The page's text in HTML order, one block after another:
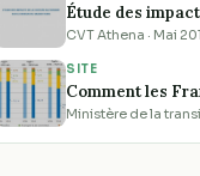
Étude des
CVT Athena · Mai
SITE
Comment les
Ministère de la